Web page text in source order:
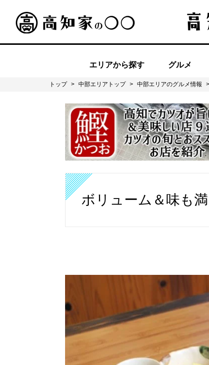
エリアから探す グルメ
トップ > 中部エリアトップ > 中部エリアのグルメ情報 >
ボリューム＆味も